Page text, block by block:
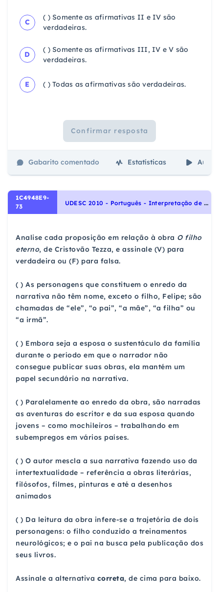
C
( ) Somente as afirmativas II e IV são
verdadeiras.
D
( ) Somente as afirmativas III, IV e V são
verdadeiras.
E ( ) Todas as afirmativas são verdadeiras.
Confirmar resposta
Gabarito comentado Estatísticas Aulas
1C4948E9-
73
U
DESC 2010 - Português - Interpretação de Textos
Analise cada proposição em relação à obra O filho
eterno, de Cristovão Tezza, e assinale (V) para
verdadeira ou (F) para falsa.
( ) As personagens que constituem o enredo da
narrativa não têm nome, exceto o filho, Felipe; são
chamadas de “ele”, “o pai”, “a mãe”, “a filha” ou
“a irmã”.
( ) Embora seja a esposa o sustentáculo da família
durante o período em que o narrador não
consegue publicar suas obras, ela mantém um
papel secundário na narrativa.
( ) Paralelamente ao enredo da obra, são narradas
as aventuras do escritor e da sua esposa quando
jovens – como mochileiros – trabalhando em
subempregos em vários países.
( ) O autor mescla a sua narrativa fazendo uso da
intertextualidade – referência a obras literárias,
filósofos, filmes, pinturas e até a desenhos
animados
( ) Da leitura da obra infere-se a trajetória de dois
personagens: o filho conduzido a treinamentos
neurológicos; e o pai na busca pela publicação dos
seus livros.
Assinale a alternativa correta, de cima para baixo.